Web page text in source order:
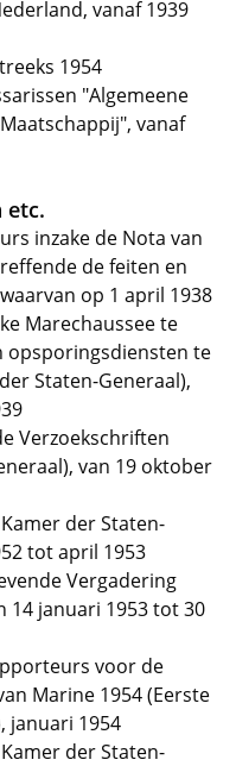
vanaf 1939
1954
"Algemeene
vanaf
etc.
inzake de Nota van
de feiten en
op 1 april 1938
Marechaussee te
opsporingsdiensten te
Staten-Generaal),
Verzoekschriften
van 19 oktober
der Staten-
tot april 1953
Vergadering
14 januari 1953 tot 30
voor de
Marine 1954 (Eerste
januari 1954
der Staten-